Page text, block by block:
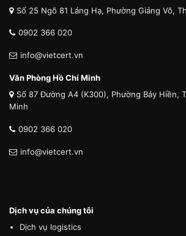
Số 25 Ngõ 81 Láng Hạ, Phường Giảng Võ,
0902 366 020
info@vietcert.vn
Văn Phòng Hồ Chí Minh
Số 87 Đường A4 (K300), Phường Bảy Hiền,
Minh
0902 366 020
info@vietcert.vn
Dịch vụ của chúng tôi
Dịch vụ logistics